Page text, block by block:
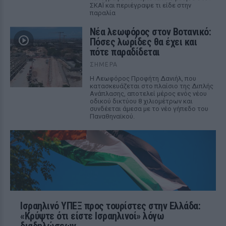
ΣΚΑΪ και περιέγραψε τι είδε στην
παραλία
Νέα λεωφόρος στον Βοτανικό:
Πόσες λωρίδες θα έχει και
πότε παραδίδεται
ΣΉΜΕΡΑ
Η Λεωφόρος Προφήτη Δανιήλ, που
κατασκευάζεται στο πλαίσιο της Διπλής
Ανάπλασης, αποτελεί μέρος ενός νέου
οδικού δικτύου 8 χιλιομέτρων και
συνδέεται άμεσα με το νέο γήπεδο του
Παναθηναϊκού.
Ισραηλινό ΥΠΕΞ προς τουρίστες στην Ελλάδα:
«Κρύψτε ότι είστε Ισραηλινοί» λόγω